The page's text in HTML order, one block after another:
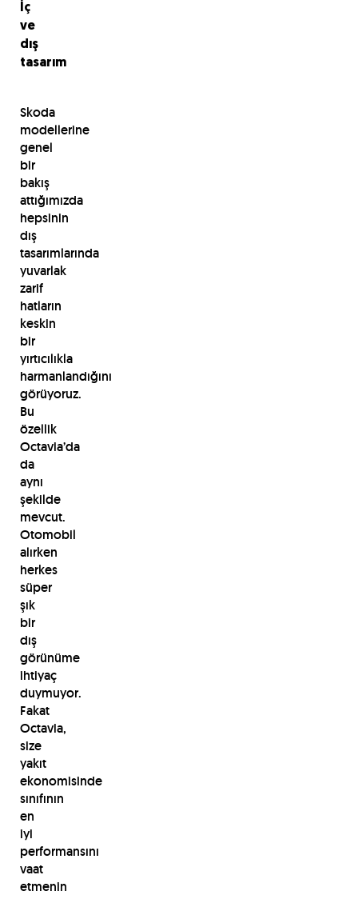
İç
ve
dış
tasarım
Skoda
modellerine
genel
bir
bakış
attığımızda
hepsinin
dış
tasarımlarında
yuvarlak
zarif
hatların
keskin
bir
yırtıcılıkla
harmanlandığını
görüyoruz.
Bu
özellik
Octavia’da
da
aynı
şekilde
mevcut.
Otomobil
alırken
herkes
süper
şık
bir
dış
görünüme
ihtiyaç
duymuyor.
Fakat
Octavia,
size
yakıt
ekonomisinde
sınıfının
en
iyi
performansını
vaat
etmenin